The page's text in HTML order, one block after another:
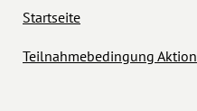
Startseite
Teilnahmebedingung Aktion